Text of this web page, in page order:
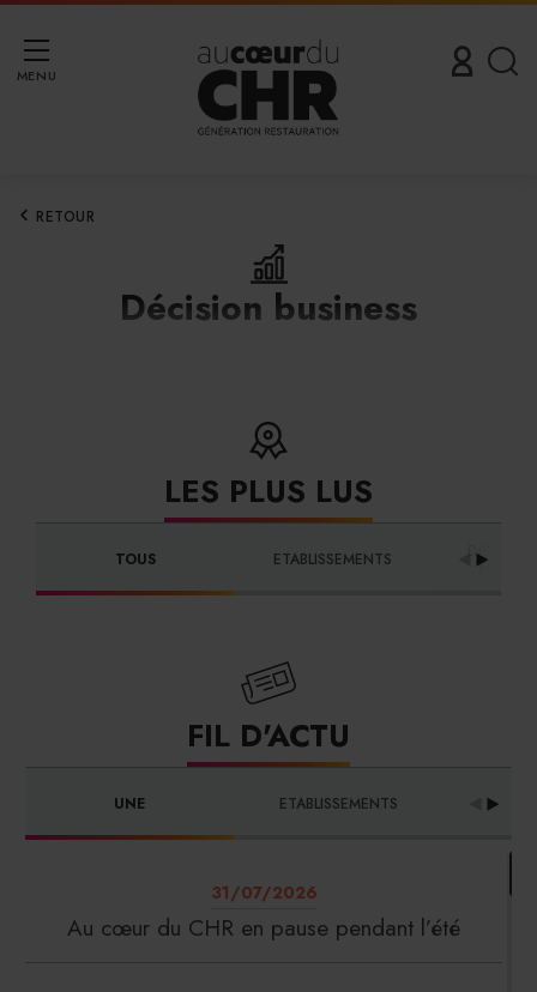
MENU
RETOUR
Décision business
LES PLUS LUS
TOUS ETABLISSEMENTS
FIL D'ACTU
UNE ETABLISSEMENTS
31/07/2026
Au cœur du CHR en pause pendant l’été